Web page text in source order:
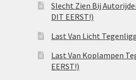
Slecht Zien Bij
DIT EERST!)
Last Van Licht
Last Van Koplampen
EERST!)